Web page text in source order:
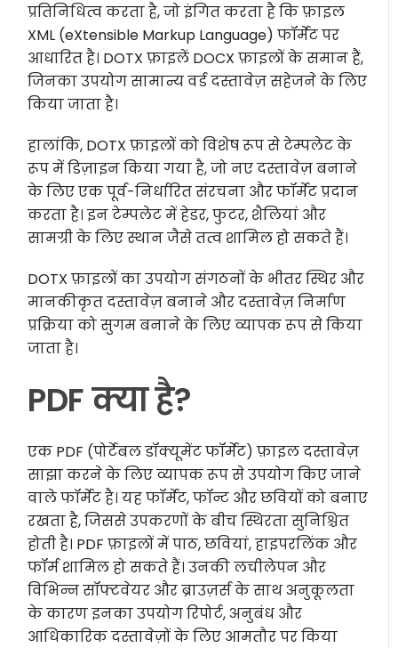
प्रतिनिधित्व करता है, जो इंगित करता है कि फ़ाइल
XML (eXtensible Markup Language) फॉर्मेट पर
आधारित है। DOTX फ़ाइलें DOCX फ़ाइलों के समान हैं,
जिनका उपयोग सामान्य वर्ड दस्तावेज़ सहेजने के लिए
किया जाता है।
हालांकि, DOTX फ़ाइलों को विशेष रूप से टेम्पलेट के
रूप में डिज़ाइन किया गया है, जो नए दस्तावेज़ बनाने
के लिए एक पूर्व-निर्धारित संरचना और फॉर्मेट प्रदान
करता है। इन टेम्पलेट में हेडर, फुटर, शैलियां और
सामग्री के लिए स्थान जैसे तत्व शामिल हो सकते हैं।
DOTX फ़ाइलों का उपयोग संगठनों के भीतर स्थिर और
मानकीकृत दस्तावेज़ बनाने और दस्तावेज़ निर्माण
प्रक्रिया को सुगम बनाने के लिए व्यापक रूप से किया
जाता है।
PDF क्या है?
एक PDF (पोर्टेबल डॉक्यूमेंट फॉर्मेट) फ़ाइल दस्तावेज़
साझा करने के लिए व्यापक रूप से उपयोग किए जाने
वाले फॉर्मेट है। यह फॉर्मेट, फॉन्ट और छवियों को बनाए
रखता है, जिससे उपकरणों के बीच स्थिरता सुनिश्चित
होती है। PDF फ़ाइलों में पाठ, छवियां, हाइपरलिंक और
फॉर्म शामिल हो सकते हैं। उनकी लचीलेपन और
विभिन्न सॉफ्टवेयर और ब्राउज़र्स के साथ अनुकूलता
के कारण इनका उपयोग रिपोर्ट, अनुबंध और
आधिकारिक दस्तावेज़ों के लिए आमतौर पर किया